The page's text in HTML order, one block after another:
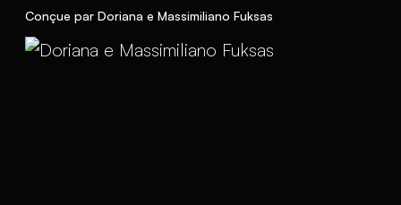
Conçue par Doriana e Massimiliano Fuksas